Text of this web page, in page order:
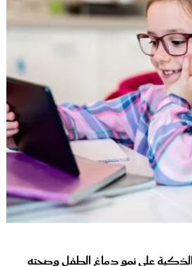
الذكية على نمو دماغ الطفل وصحته